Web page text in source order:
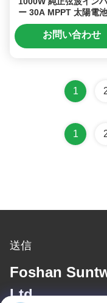
ー 30A MPPT 太陽電
器と 220V AC アウト
お問い合わせ
1
1
送信
Foshan
Ltd.